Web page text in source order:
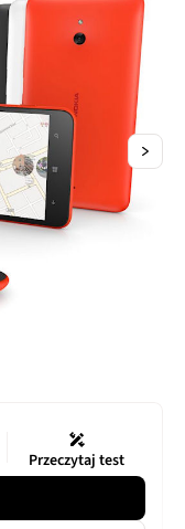
Przeczytaj test